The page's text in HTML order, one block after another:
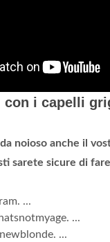
con i capelli
noioso anche il
sarete sicure di
...
...
...